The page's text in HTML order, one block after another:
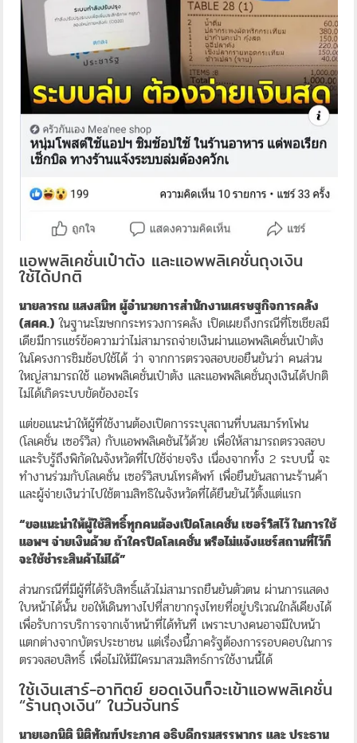
แอพพลิเคชั่นเป๋าตัง และแอพพลิเคชั่นถุงเงิน
ใช้ได้ปกติ
นายลวรณ แสงสนิท ผู้อำนวยการสำนักงานเศรษฐกิจการคลัง
(สศค.) ในฐานะโฆษกกระทรวงการคลัง เปิดเผยถึงกรณีที่โซเชียลมี
เดียมีการแชร์ข้อความว่าไม่สามารถจ่ายเงินผ่านแอพพลิเคชั่นเป๋าตัง
ในโครงการชิมช้อปใช้ได้ ว่า จากการตรวจสอบขอยืนยันว่า คนส่วน
ใหญ่สามารถใช้ แอพพลิเคชั่นเป๋าตัง และแอพพลิเคชั่นถุงเงินได้ปกติ
ไม่ได้เกิดระบบขัดข้องอะไร
แต่ขอแนะนำให้ผู้ที่ใช้งานต้องเปิดการระบุสถานที่บนสมาร์ทโฟน
(โลเคชั่น เซอร์วิส) กับแอพพลิเคชันไว้ด้วย เพื่อให้สามารถตรวจสอบ
และรับรู้ถึงพิกัดในจังหวัดที่ไปใช้จ่ายจริง เนื่องจากทั้ง 2 ระบบนี้ จะ
ทำงานร่วมกับโลเคชั่น เซอร์วิสบนโทรศัพท์ เพื่อยืนยันสถานะร้านค้า
และผู้จ่ายเงินว่าไปใช้ตามสิทธิในจังหวัดที่ได้ยืนยันไว้ตั้งแต่แรก
“ขอแนะนำให้ผู้ใช้สิทธิ์ทุกคนต้องเปิดโลเคชั่น เซอร์วิสไว้ ในการใช้
แอพฯ จ่ายเงินด้วย ถ้าใครปิดโลเคชั่น หรือไม่แจ้งแชร์สถานที่ไว้ก็
จะใช้ชำระสินค้าไม่ได้”
ส่วนกรณีที่มีผู้ที่ได้รับสิทธิ์แล้วไม่สามารถยืนยันตัวตน ผ่านการแสดง
ใบหน้าได้นั้น ขอให้เดินทางไปที่สาขากรุงไทยที่อยู่บริเวณใกล้เคียงได้
เพื่อรับการบริการจากเจ้าหน้าที่ได้ทันที เพราะบางคนอาจมีใบหน้า
แตกต่างจากบัตรประชาชน แต่เรื่องนี้ภาครัฐต้องการรอบคอบในการ
ตรวจสอบสิทธิ์ เพื่อไม่ให้มีใครมาสวมสิทธ์การใช้งานนี้ได้
ใช้เงินเสาร์-อาทิตย์ ยอดเงินก็จะเข้าแอพพลิเคชั่น
“ร้านถุงเงิน” ในวันจันทร์
นายเอกนิติ นิติทัณฑ์ประภาศ อธิบดีกรมสรรพากร และ ประธาน